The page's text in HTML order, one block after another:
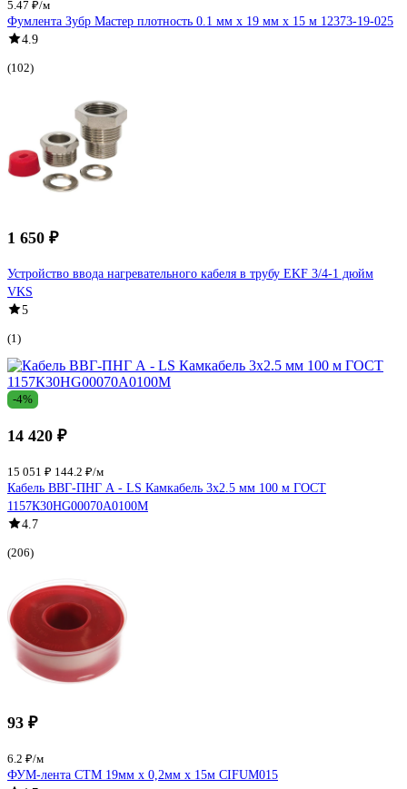
5.47 ₽/м
Фумлента Зубр Мастер плотность 0.1 мм х 19 мм х 15 м 12373-19-025
4.9
(102)
1 650 ₽
Устройство ввода нагревательного кабеля в трубу EKF 3/4-1 дюйм
VKS
5
(1)
-4%
14 420 ₽
15 051 ₽ 144.2 ₽/м
Кабель ВВГ-ПНГ А - LS Камкабель 3x2.5 мм 100 м ГОСТ
1157К30HG00070А0100М
4.7
(206)
93 ₽
6.2 ₽/м
ФУМ-лента СТМ 19мм х 0,2мм х 15м CIFUM015